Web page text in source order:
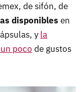
de sifón, de
disponibles en
y la
poco de gustos